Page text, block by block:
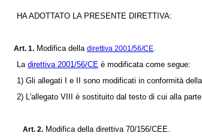
HA ADOTTATO LA PRESENTE DIRETTIVA:
Art. 1. Modifica della direttiva 2001/56/CE.
La direttiva 2001/56/CE è modificata come segue:
1) Gli allegati I e II sono modificati in conformità
2) L'allegato VIII è sostituito dal testo di cui alla
Art. 2. Modifica della direttiva 70/156/CEE.